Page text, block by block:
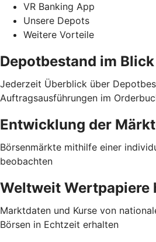
VR Banking App
Unsere Depots
Weitere Vorteile
Depotbestand im Blick
Jederzeit Überblick über
Auftragsausführungen im
Entwicklung der
Börsenmärkte mithilfe einer
beobachten
Weltweit Wertpapiere
Marktdaten und Kurse von
Börsen in Echtzeit erhalten